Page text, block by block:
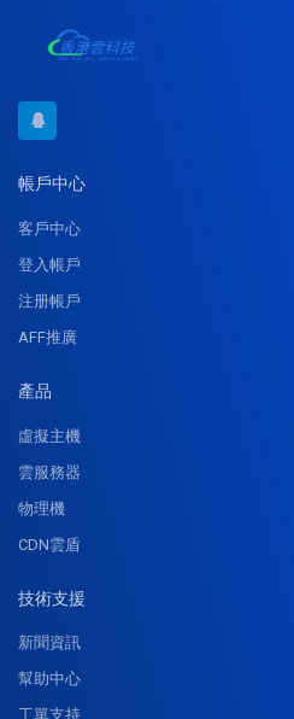
帳戶中心
客戶中心
登入帳戶
注册帳戶
AFF推廣
產品
虛擬主機
雲服務器
物理機
CDN雲盾
技術支援
新聞資訊
幫助中心
工單支持